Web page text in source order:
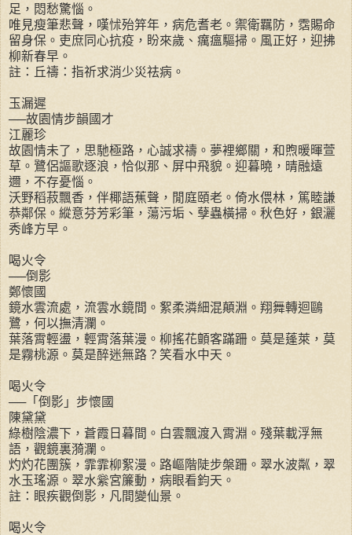
足，悶愁驚惱。
唯見瘦筆悲聲，嘆怵殆笄年，病危耆老。禦衛羈防，霑賜命
留身保。吏庶同心抗疫，盼來歲、癘瘟驅掃。風正好，迎拂
柳新春早。
註：丘禱：指祈求消少災祛病。
玉漏遲
──故園情步韻國才
江麗珍
故園情未了，思馳極路，心誠求禱。夢裡鄉關，和煦暖暉萱
草。鷺侶謳歌逐浪，恰似那、屏中飛貌。迎暮曉，晴融遠
邇，不存憂惱。
沃野稻菽飄香，伴椰語蕉聲，閒庭頤老。倚水偎林，篤睦謙
恭鄰保。縱意芬芳彩筆，蕩污垢、孽蟲橫掃。秋色好，銀灑
秀峰方早。
喝火令
──倒影
鄭懷國
鏡水雲流處，流雲水鏡間。絮柔潾細混顛淵。翔舞轉迴鷗
鷺，何以撫清瀾。
葉落霄輕盪，輕霄落葉漫。柳搖花顫客蹣跚。莫是蓬萊，莫
是霧桃源。莫是醉迷無路？笑看水中天。
喝火令
──「倒影」步懷國
陳黛黛
綠樹陰濃下，蒼霞日暮間。白雲飄渡入霄淵。殘葉載浮無
語，觀鏡裏漪瀾。
灼灼花團簇，霏霏柳絮漫。路嶇階陡步槃跚。翠水波粼，翠
水玉瑤源。翠水繠宮簾動，病眼看鈞天。
註：眼疾觀倒影，凡間變仙景。
喝火令